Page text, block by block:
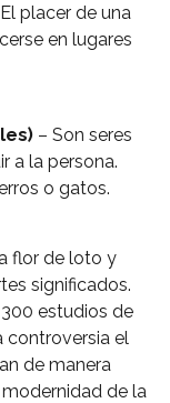
placer de una
en lugares
– Son seres
a la persona.
o gatos.
flor de loto y
significados.
estudios de
controversia el
de manera
de la